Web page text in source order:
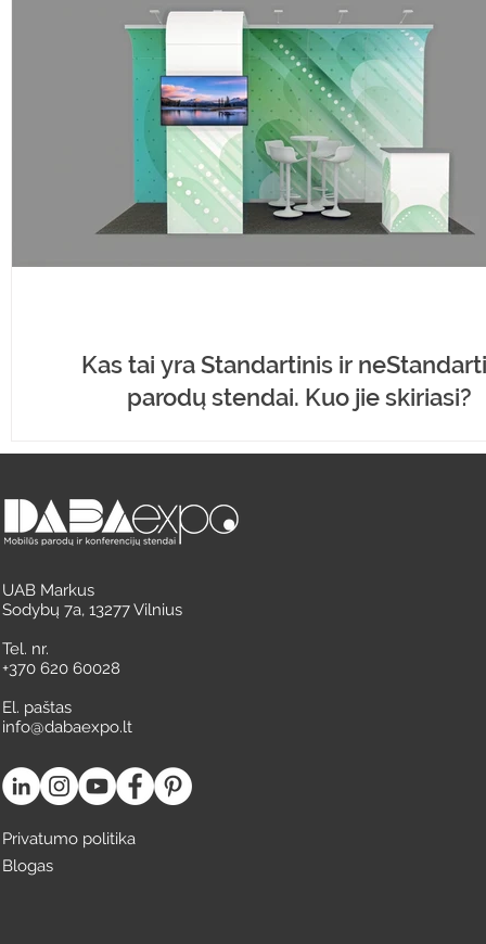
Kas tai yra Standartinis ir
parodų stendai. Kuo jie skiriasi?
UAB Markus
Sodybų 7a, 13277 Vilnius
Tel. nr.
+370 620 60028
El. paštas
info@dabaexpo.lt
Privatumo politika
Blogas